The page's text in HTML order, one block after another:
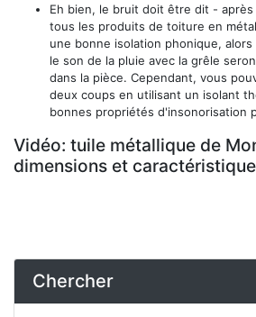
Eh bien, le bruit doit être dit -
tous les produits de toiture en
une bonne isolation phonique,
le son de la pluie avec la grêle
dans la pièce. Cependant, vous
deux coups en utilisant un isolant
bonnes propriétés d'insonorisation
Vidéo: tuile métallique de
dimensions et
Chercher